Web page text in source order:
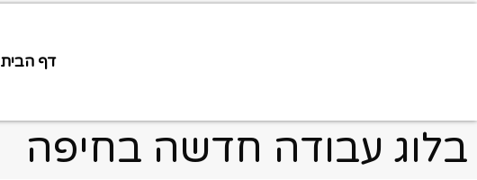
דף הבית
בלוג עבודה חדשה בחיפה